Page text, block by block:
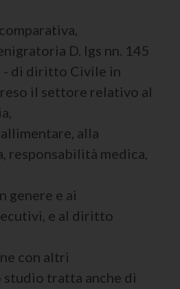
D. lgs nn. 145
- di diritto Civile in
il settore relativo al
alla
responsabilità medica,
genere e ai
e al diritto
con altri
tratta anche di